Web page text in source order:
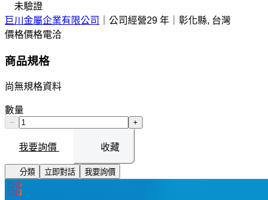
未驗證
巨川金屬企業有限公司
公司經營29 年
彰化縣, 台灣
價格價格電洽
商品規格
尚無規格資料
數量
− +
我要詢價 收藏
分類 立即對話 我要詢價